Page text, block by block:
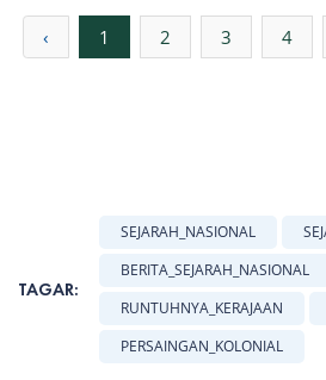
‹ 1 2 3 4
TAGAR:
SEJARAH_NASIONAL
BERITA_SEJARAH_NASIONAL
RUNTUHNYA_KERAJAAN
PERSAINGAN_KOLONIAL